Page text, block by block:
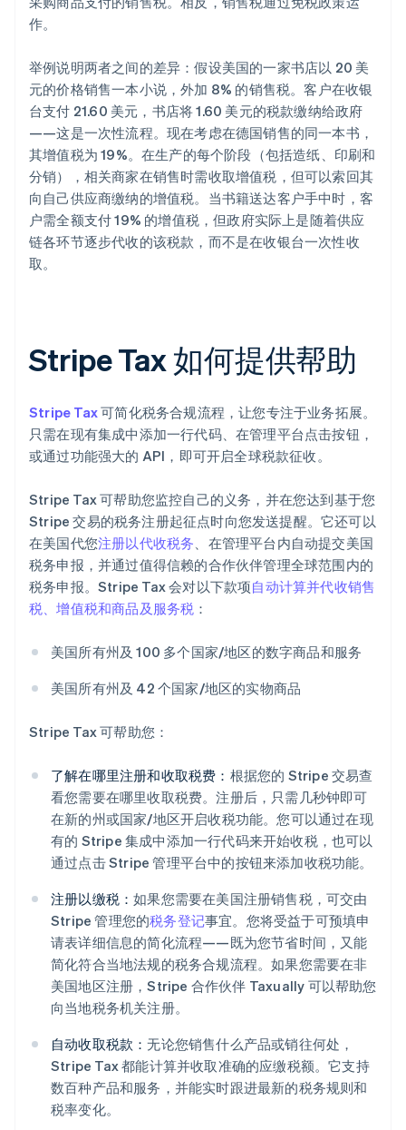
作。
举例说明两者之间的差异：假设美国的一家书店以 20 美
元的价格销售一本小说，外加 8% 的销售税。客户在收银
台支付 21.60 美元，书店将 1.60 美元的税款缴纳给政府
——这是一次性流程。现在考虑在德国销售的同一本书，
其增值税为 19%。在生产的每个阶段（包括造纸、印刷和
分销），相关商家在销售时需收取增值税，但可以索回其
向自己供应商缴纳的增值税。当书籍送达客户手中时，客
户需全额支付 19% 的增值税，但政府实际上是随着供应
链各环节逐步代收的该税款，而不是在收银台一次性收
取。
Stripe Tax 如何提供帮助
Stripe Tax可简化税务合规流程，让您专注于业务拓展。
只需在现有集成中添加一行代码、在管理平台点击按钮，
或通过功能强大的 API，即可开启全球税款征收。
Stripe Tax 可帮助您监控自己的义务，并在您达到基于您
Stripe 交易的税务注册起征点时向您发送提醒。它还可以
在美国代您注册以代收税务、在管理平台内自动提交美国
税务申报，并通过值得信赖的合作伙伴管理全球范围内的
税务申报。Stripe Tax 会对以下款项自动计算并代收销售
税、增值税和商品及服务税 ：
美国所有州及 100 多个国家/地区的数字商品和服务
美国所有州及 42 个国家/地区的实物商品
Stripe Tax 可帮助您：
了解在哪里注册和收取税费： 根据您的 Stripe 交易查
看您需要在哪里收取税费。注册后，只需几秒钟即可
在新的州或国家/地区开启收税功能。您可以通过在现
有的 Stripe 集成中添加一行代码来开始收税，也可以
通过点击 Stripe 管理平台中的按钮来添加收税功能。
注册以缴税：如果您需要在美国注册销售税，可交由
Stripe 管理您的税务登记事宜。您将受益于可预填申
请表详细信息的简化流程——既为您节省时间，又能
简化符合当地法规的税务合规流程。如果您需要在非
美国地区注册，Stripe 合作伙伴 Taxually 可以帮助您
向当地税务机关注册。
自动收取税款：无论您销售什么产品或销往何处，
Stripe Tax 都能计算并收取准确的应缴税额。它支持
数百种产品和服务，并能实时跟进最新的税务规则和
税率变化。
阿联酋
English